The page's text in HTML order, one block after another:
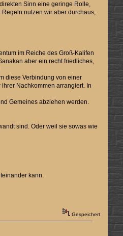
Sinn eine geringe Rolle,
nutzen wir aber durchaus,
im Reiche des Groß-Kalifen
aber ein recht friedliches,
diese Verbindung von einer
Nachkommen arrangiert. In
Gemeines abziehen werden.
sind. Oder weil sie sowas wie
kann.
Gespeichert